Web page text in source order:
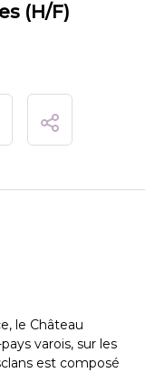
(H/F)
le Château
varois, sur les
est composé